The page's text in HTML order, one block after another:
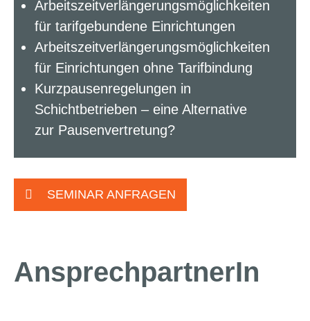
Arbeitszeitverlängerungsmöglichkeiten
für tarifgebundene Einrichtungen
Arbeitszeitverlängerungsmöglichkeiten
für Einrichtungen ohne Tarifbindung
Kurzpausenregelungen in
Schichtbetrieben – eine Alternative
zur Pausenvertretung?
SEMINAR ANFRAGEN
AnsprechpartnerIn